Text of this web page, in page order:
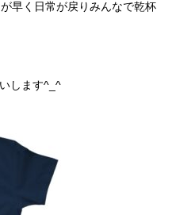
早く日常が戻りみんなで乾杯
します^_^